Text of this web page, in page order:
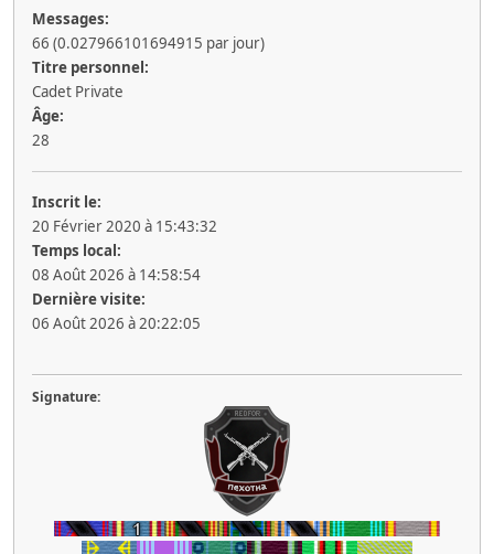
Messages:
66 (0.027966101694915 par jour)
Titre personnel:
Cadet Private
Âge:
28
Inscrit le:
20 Février 2020 à 15:43:32
Temps local:
08 Août 2026 à 14:58:54
Dernière visite:
06 Août 2026 à 20:22:05
Signature: